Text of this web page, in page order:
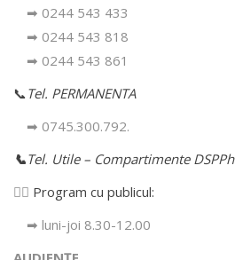
➡ 0244 543 433
➡ 0244 543 818
➡ 0244 543 861
📞 Tel. PERMANENTA
➡ 0745.300.792.
📞Tel. Utile – Compartimente DSPPh
👩‍⚕️ Program cu publicul:
➡ luni-joi 8.30-12.00